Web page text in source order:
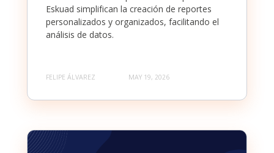
Eskuad simplifican la creación de reportes
personalizados y organizados, facilitando el
análisis de datos.
FELIPE ÁLVAREZ MAY 19, 2026